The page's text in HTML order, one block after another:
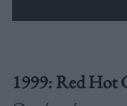
1999: Red Hot